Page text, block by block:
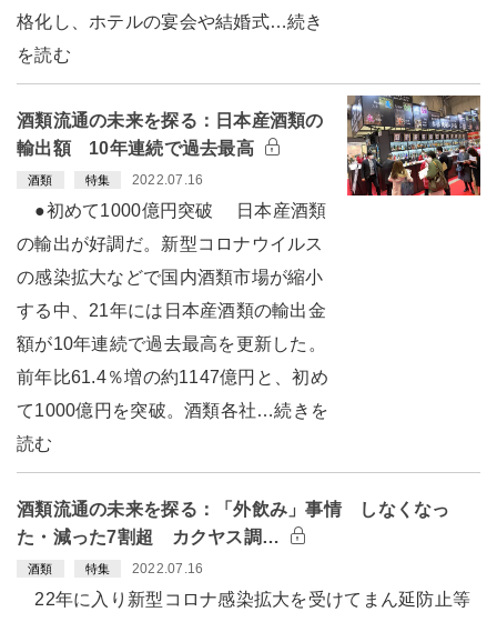
格化し、ホテルの宴会や結婚式…続き
を読む
酒類流通の未来を探る：日本産酒類の
輸出額 10年連続で過去最高
酒類 特集 2022.07.16
●初めて1000億円突破 日本産酒類
の輸出が好調だ。新型コロナウイルス
の感染拡大などで国内酒類市場が縮小
する中、21年には日本産酒類の輸出金
額が10年連続で過去最高を更新した。
前年比61.4％増の約1147億円と、初め
て1000億円を突破。酒類各社…続きを
読む
酒類流通の未来を探る：「外飲み」事情 しなくなっ
た・減った7割超 カクヤス調…
酒類 特集 2022.07.16
22年に入り新型コロナ感染拡大を受けてまん延防止等